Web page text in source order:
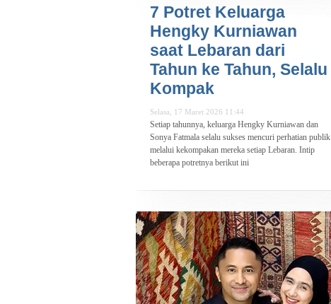
7 Potret Keluarga
Hengky Kurniawan
saat Lebaran dari
Tahun ke Tahun, Selalu
Kompak
Selasa, 17 Maret 2026 11:44
Setiap tahunnya, keluarga Hengky Kurniawan dan
Sonya Fatmala selalu sukses mencuri perhatian publik
melalui kekompakan mereka setiap Lebaran. Intip
beberapa potretnya berikut ini